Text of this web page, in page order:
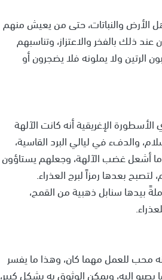
الأرض والنباتات، حتى من يعيش منهم
ذلك بالفخر والاعتزاز، وتناسبهم
الرتين ولا يملونه فلا يضجرون أو
الإغريقية أنه كانت الآلهة
والدفء في ليالي البرد القاسية،
أشعل غضب الآلهة، وجعلهم يستاؤون
بعدها رمزاً لبرج العذراء.
بيدها سنابل ذهبية من القمح،
محب للعمل مهما كان، وهذا ما يفسر
إليه، ويمكن الوثوق به بشكل كبير،